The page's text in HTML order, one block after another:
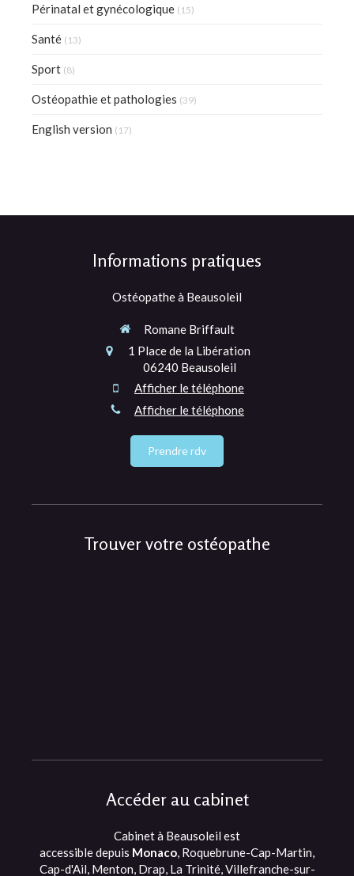
Périnatal et gynécologique (15)
Santé (13)
Sport (8)
Ostéopathie et pathologies (39)
English version (17)
Informations pratiques
Ostéopathe à Beausoleil
Romane Briffault
1 Place de la Libération
06240 Beausoleil
Afficher le téléphone
Afficher le téléphone
Prendre rdv
Trouver votre ostéopathe
Accéder au cabinet
Cabinet à Beausoleil est
accessible depuis Monaco, Roquebrune-Cap-Martin,
Cap-d'Ail, Menton, Drap, La Trinité, Villefranche-sur-